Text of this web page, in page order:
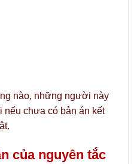
nào, những người này
nếu chưa có bản án kết
của nguyên tắc